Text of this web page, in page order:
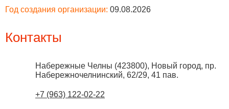
Год создания организации: 09.08.2026
Контакты
Набережные Челны (423800), Новый город, пр.
Набережночелнинский, 62/29, 41 пав.
+7 (963) 122-02-22